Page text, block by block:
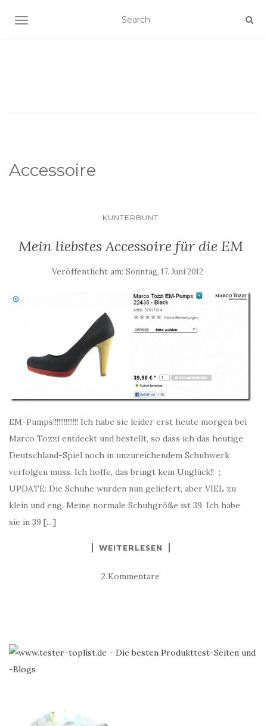
SCHALTE NAVIGATION
Accessoire
KUNTERBUNT
Mein liebstes Accessoire für die EM
Veröffentlicht am: Sonntag, 17. Juni 2012
EM-Pumps!!!!!!!!!!!!!! Ich habe sie leider erst heute morgen bei
Marco Tozzi entdeckt und bestellt, so dass ich das heutige
Deutschland-Spiel noch in unzureichendem Schuhwerk
verfolgen muss. Ich hoffe, das bringt kein Unglück!! ;
UPDATE: Die Schuhe wurden nun geliefert, aber VIEL zu
klein und eng. Meine normale Schuhgröße ist 39. Ich habe
sie in 39 […]
WEITERLESEN
2 Kommentare